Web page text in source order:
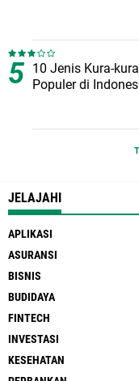
10 Jenis Kura-
Populer di
JELAJAHI
APLIKASI
ASURANSI
BISNIS
BUDIDAYA
FINTECH
INVESTASI
KESEHATAN